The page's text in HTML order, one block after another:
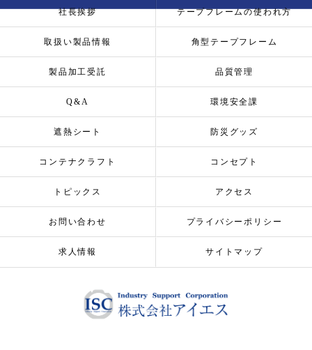
社長挨拶 テープフレームの使われ方
取扱い製品情報 角型テープフレーム
製品加工受託 品質管理
Q&A 環境安全課
遮熱シート 防災グッズ
コンテナクラフト コンセプト
トピックス アクセス
お問い合わせ プライバシーポリシー
求人情報 サイトマップ